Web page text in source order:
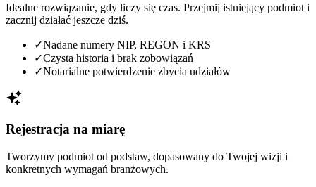
Idealne rozwiązanie, gdy liczy się czas. Przejmij istniejący podmiot i
zacznij działać jeszcze dziś.
✓Nadane numery NIP, REGON i KRS
✓Czysta historia i brak zobowiązań
✓Notarialne potwierdzenie zbycia udziałów
Rejestracja na miarę
Tworzymy podmiot od podstaw, dopasowany do Twojej wizji i
konkretnych wymagań branżowych.